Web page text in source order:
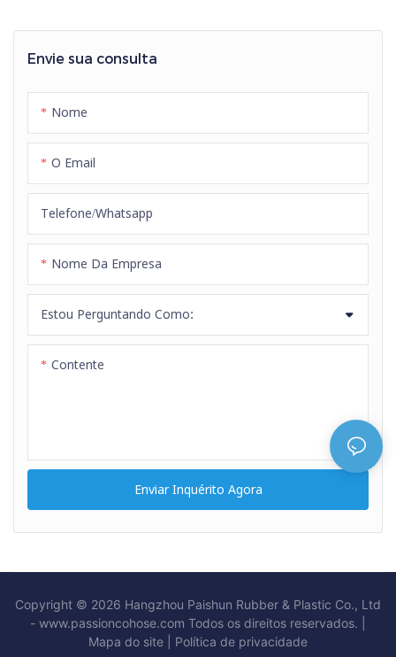
Envie sua consulta
Nome
O Email
Telefone/whatsapp
Nome Da Empresa
Estou Perguntando Como:
Contente
Enviar Inquérito Agora
Copyright © 2026 Hangzhou Paishun Rubber & Plastic Co., Ltd
- www.passioncohose.com Todos os direitos reservados. |
Mapa do site
Política de privacidade